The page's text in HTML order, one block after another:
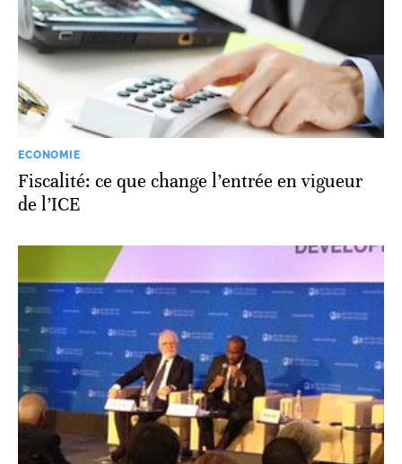
ECONOMIE
Fiscalité: ce que change l’entrée en vigueur
de l’ICE